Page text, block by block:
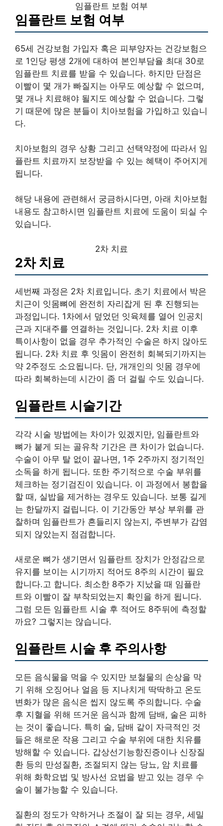
임플란트 보험 여부
임플란트 보험 여부
65세 건강보험 가입자 혹은 피부양자는 건강보험으
로 1인당 평생 2개에 대하여 본인부담율 최대 30로
임플란트 치료를 받을 수 있습니다. 하지만 단점은
이빨이 몇 개가 빠질지는 아무도 예상할 수 없으며,
몇 개나 치료해야 될지도 예상할 수 없습니다. 그렇
기 때문에 많은 분들이 치아보험을 가입하고 있습니
다.
치아보험의 경우 상황 그리고 선택약정에 따라서 임
플란트 치료까지 보장받을 수 있는 혜택이 주어지게
됩니다.
해당 내용에 관련해서 궁금하시다면, 아래 치아보험
내용도 참고하시면 임플란트 치료에 도움이 되실 수
있습니다.
2차 치료
2차 치료
세번째 과정은 2차 치료입니다. 초기 치료에서 박은
치근이 잇몸뼈에 완전히 자리잡게 된 후 진행되는
과정입니다. 1차에서 덮었던 잇육체를 열어 인공치
근과 지대주를 연결하는 것입니다. 2차 치료 이후
특이사항이 없을 경우 추가적인 수술은 하지 않아도
됩니다. 2차 치료 후 잇몸이 완전히 회복되기까지는
약 2주정도 소요됩니다. 단, 개개인의 잇몸 경우에
따라 회복하는데 시간이 좀 더 걸릴 수도 있습니다.
임플란트 시술기간
각각 시술 방법에는 차이가 있겠지만, 임플란트와
뼈가 붙게 되는 골유착 기간은 큰 차이가 없습니다.
수술이 아무 탈 없이 끝나면, 1주 2주까지 정기적인
소독을 하게 됩니다. 또한 주기적으로 수술 부위를
체크하는 정기검진이 있습니다. 이 과정에서 봉합을
할 때, 실밥을 제거하는 경우도 있습니다. 보통 길게
는 한달까지 걸립니다. 이 기간동안 부상 부위를 관
찰하며 임플란트가 흔들리지 않는지, 주변부가 감염
되지 않았는지 점검합니다.
새로운 뼈가 생기면서 임플란트 장치가 안정감으로
유지를 보이는 시기까지 적어도 8주의 시간이 필요
합니다.고 합니다. 최소한 8주가 지났을 때 임플란
트와 이빨이 잘 부착되었는지 확인을 하게 됩니다.
그럼 모든 임플란트 시술 후 적어도 8주뒤에 측정할
까요? 그렇지는 않습니다.
임플란트 시술 후 주의사항
모든 음식물을 먹을 수 있지만 보철물의 손상을 막
기 위해 오징어나 얼음 등 지나치게 딱딱하고 온도
변화가 많은 음식은 씹지 않도록 주의합니다. 수술
후 지혈을 위해 뜨거운 음식과 함께 담배, 술은 피하
는 것이 좋습니다. 특히 술, 담배 같이 자극적인 것
들은 해로운 작용 그리고 수술 부위에 대한 치유를
방해할 수 있습니다. 갑상선기능항진증이나 신장질
환 등의 만성질환, 조절되지 않는 당뇨, 암 치료를
위해 화학요법 및 방사선 요법을 받고 있는 경우 수
술이 불가능할 수 있습니다.
질환의 정도가 약하거나 조절이 잘 되는 경우, 세밀